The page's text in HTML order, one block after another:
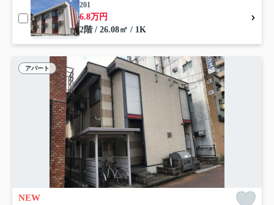
201
6.8万円
2階 / 26.08㎡ / 1K
アパート
NEW